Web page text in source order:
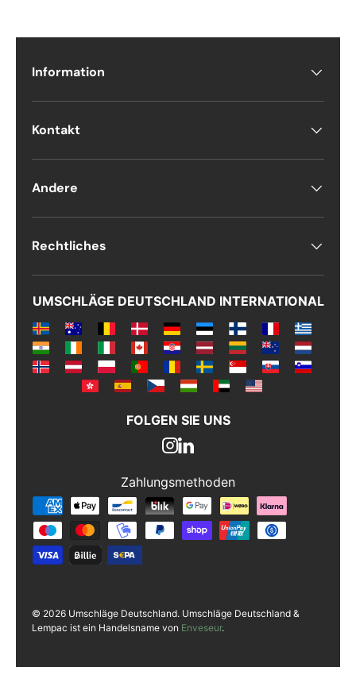
Postnummer
Antall
Kommentarer
Information
Kontakt
Andere
Rechtliches
UMSCHLÄGE DEUTSCHLAND INTERNATIONAL
FOLGEN SIE UNS
Zahlungsmethoden
Zahlungsmethoden
© 2026 Umschläge Deutschland. Umschläge Deutschland &
Lempac ist ein Handelsname von Enveseur.